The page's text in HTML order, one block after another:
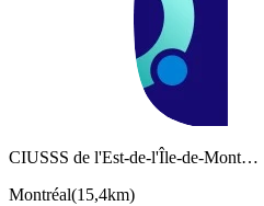
CIUSSS de l'Est-de-l'Île-de-Mont…
Montréal(15,4km)